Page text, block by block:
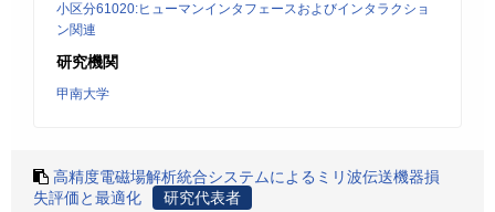
小区分61020:ヒューマンインタフェースおよびインタラクショ
ン関連
研究機関
甲南大学
高精度電磁場解析統合システムによるミリ波伝送機器損
失評価と最適化
研究代表者